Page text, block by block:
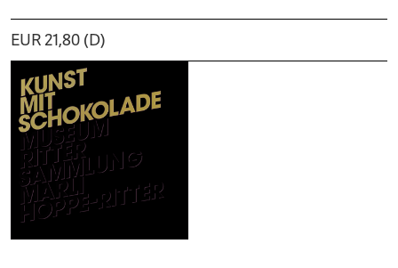
EUR 21,80 (D)